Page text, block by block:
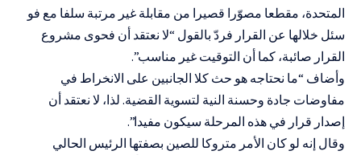
المتحدة، مقطعا مصوّرا قصيرا من مقابلة غير مرتبة سلفا مع فو
سئل خلالها عن القرار فردّ بالقول “لا نعتقد أن فحوى مشروع
القرار صائبة، كما أن التوقيت غير مناسب”.
وأضاف “ما نحتاجه هو حث كلا الجانبين على الانخراط في
مفاوضات جادة وحسنة النية لتسوية القضية. لذا، لا نعتقد أن
إصدار قرار في هذه المرحلة سيكون مفيدا”.
وقال إنه لو كان الأمر متروكا للصين بصفتها الرئيس الحالي